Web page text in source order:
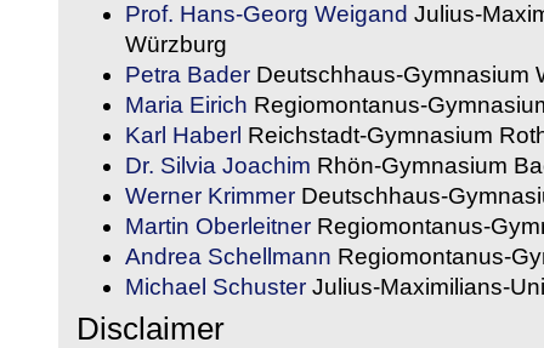
Prof. Hans-Georg Weigand Julius-
Würzburg
Petra Bader Deutschhaus-Gymnasium
Maria Eirich Regiomontanus-
Karl Haberl Reichstadt-Gymnasium
Dr. Silvia Joachim Rhön-Gymnasium
Werner Krimmer Deutschhaus-
Martin Oberleitner Regiomontanus-
Andrea Schellmann Regiomontanus-
Michael Schuster Julius-Maximilians-
Disclaimer